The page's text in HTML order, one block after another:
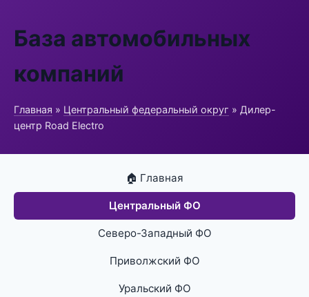
База автомобильных
компаний
Главная » Центральный федеральный округ » Дилер-
центр Road Electro
🏠 Главная
Центральный ФО
Северо-Западный ФО
Приволжский ФО
Уральский ФО